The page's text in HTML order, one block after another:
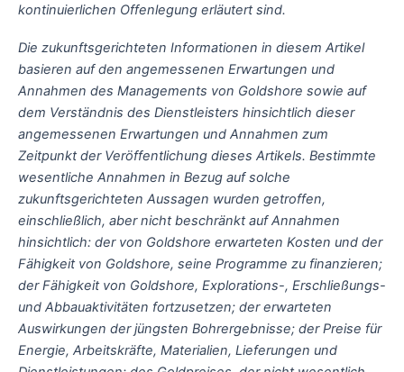
kontinuierlichen Offenlegung erläutert sind.
Die zukunftsgerichteten Informationen in diesem Artikel
basieren auf den angemessenen Erwartungen und
Annahmen des Managements von Goldshore sowie auf
dem Verständnis des Dienstleisters hinsichtlich dieser
angemessenen Erwartungen und Annahmen zum
Zeitpunkt der Veröffentlichung dieses Artikels. Bestimmte
wesentliche Annahmen in Bezug auf solche
zukunftsgerichteten Aussagen wurden getroffen,
einschließlich, aber nicht beschränkt auf Annahmen
hinsichtlich: der von Goldshore erwarteten Kosten und der
Fähigkeit von Goldshore, seine Programme zu finanzieren;
der Fähigkeit von Goldshore, Explorations-, Erschließungs-
und Abbauaktivitäten fortzusetzen; der erwarteten
Auswirkungen der jüngsten Bohrergebnisse; der Preise für
Energie, Arbeitskräfte, Materialien, Lieferungen und